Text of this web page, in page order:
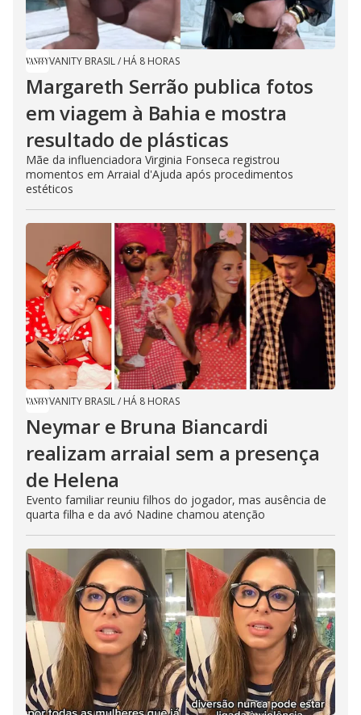
VANITY BRASIL/ HÁ 8 HORAS
Margareth Serrão publica fotos
em viagem à Bahia e mostra
resultado de plásticas
Mãe da influenciadora Virginia Fonseca registrou
momentos em Arraial d'Ajuda após procedimentos
estéticos
VANITY BRASIL/ HÁ 8 HORAS
Neymar e Bruna Biancardi
realizam arraial sem a presença
de Helena
Evento familiar reuniu filhos do jogador, mas ausência de
quarta filha e da avó Nadine chamou atenção